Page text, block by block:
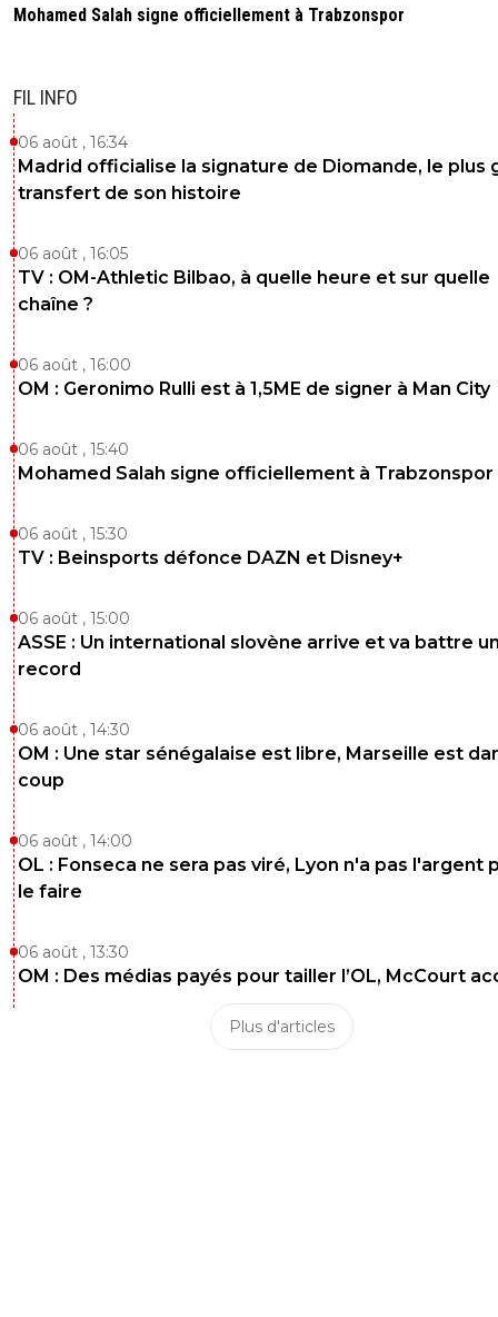
Mohamed Salah signe officiellement à Trabzonspor
FIL INFO
06 août , 16:34
Madrid officialise la signature de Diomande, le plus
transfert de son histoire
06 août , 16:05
TV : OM-Athletic Bilbao, à quelle heure et sur quelle
chaîne ?
06 août , 16:00
OM : Geronimo Rulli est à 1,5ME de signer à Man City
06 août , 15:40
Mohamed Salah signe officiellement à Trabzonspor
06 août , 15:30
TV : Beinsports défonce DAZN et Disney+
06 août , 15:00
ASSE : Un international slovène arrive et va battre
record
06 août , 14:30
OM : Une star sénégalaise est libre, Marseille est
coup
06 août , 14:00
OL : Fonseca ne sera pas viré, Lyon n'a pas l'argent
le faire
06 août , 13:30
OM : Des médias payés pour tailler l’OL, McCourt
Plus d'articles